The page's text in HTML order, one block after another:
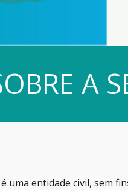
A
uma entidade civil,